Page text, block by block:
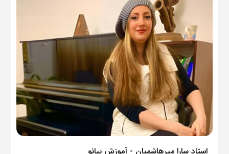
استاد سارا میرهاشمیان - آموزش پیانو